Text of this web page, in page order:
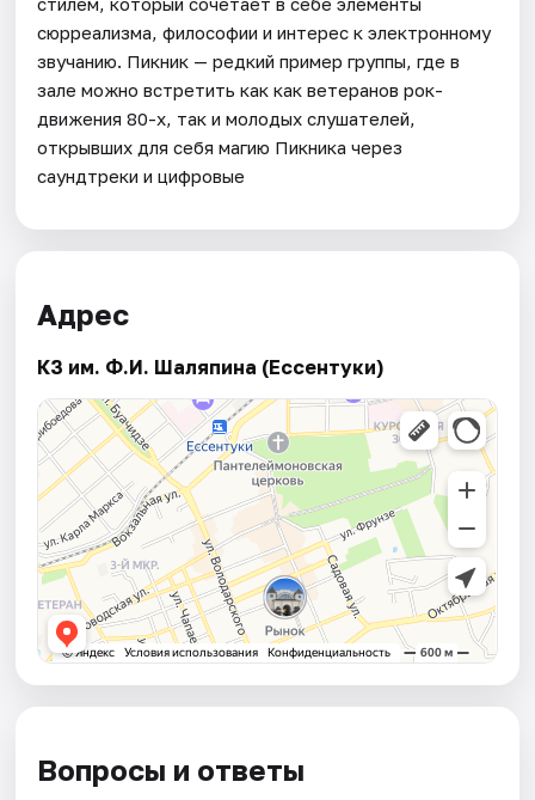
сюрреализма, философии и интерес к электронному
звучанию. Пикник — редкий пример группы, где в
зале можно встретить как как ветеранов рок-
движения 80-х, так и молодых слушателей,
открывших для себя магию Пикника через
саундтреки и цифровые
Адрес
КЗ им. Ф.И. Шаляпина (Ессентуки)
Вопросы и ответы